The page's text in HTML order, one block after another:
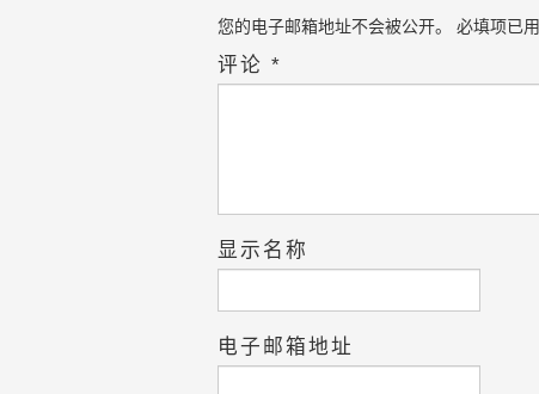
您的电子邮箱地址不会被公开。 必填项已用
评论 *
显示名称
电子邮箱地址